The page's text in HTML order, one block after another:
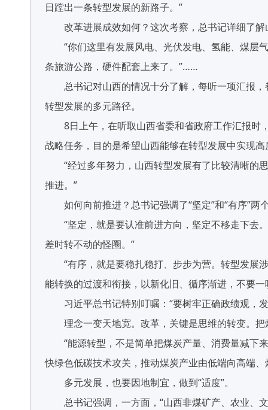
日蹚出一条转型发展的新路子。”
改革进展成效如何？这次考察，总书记详细了解
“你们这里有发展风电、光伏发电、氢能、煤层气
条旅游公路，硬件配套上来了。”……
总书记对山西的情况十分了解，每听一项汇报，
转型发展的多元路径。
8日上午，在听取山西省委和省政府工作汇报时
战略任务，目的是希望山西能够在转型发展中实现
“经过多年努力，山西转型发展有了比较清晰的
推进。”
如何向前推进？总书记强调了“坚定”和“有序”
“坚定，就是要认准前进方向，坚定不移走下去
差时转不动的怪圈。”
“有序，就是要稳扎稳打、步步为营。转型发展
能转换的过渡和衔接，以新化旧、循序渐进，不要
习近平总书记特别叮嘱：“要树牢正确政绩观，发
理念一变天地宽。改革，关键是思维的转变。把
“能源转型，不是简单把煤炭产量、消费量减下
快绿色低碳技术攻关，推动煤炭产业由低端向高端
多元发展，也要因地制宜，做到“适度”。
总书记强调，一方面，“山西非煤矿产、农业、